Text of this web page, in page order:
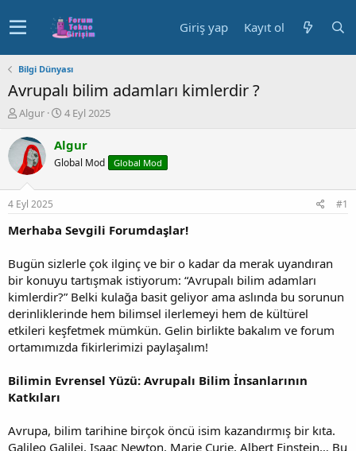
Giriş yap Kayıt ol
Bilgi Dünyası
Avrupalı bilim adamları kimlerdir ?
K
n
u
y
b
a
ş
t
a
n
Algur
B
ş
a
ç
r
i
h
i
4 Eyl 2025
Algur
Global Mod Global Mod
4 Eyl 2025 #1
Merhaba Sevgili Forumdaşlar!
Bugün sizlerle çok ilginç ve bir o kadar da merak uyandıran
bir konuyu tartışmak istiyorum: “Avrupalı bilim adamları
kimlerdir?” Belki kulağa basit geliyor ama aslında bu sorunun
derinliklerinde hem bilimsel ilerlemeyi hem de kültürel
etkileri keşfetmek mümkün. Gelin birlikte bakalım ve forum
ortamımızda fikirlerimizi paylaşalım!
Bilimin Evrensel Yüzü: Avrupalı Bilim İnsanlarının
Katkıları
Avrupa, bilim tarihine birçok öncü isim kazandırmış bir kıta.
Galileo Galilei, Isaac Newton, Marie Curie, Albert Einstein… Bu